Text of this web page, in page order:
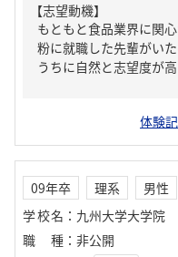
【志望動機】
もともと食品業界に関
粉に就職した先輩がい
うちに自然と志望度が
体験
09年卒 理系
男性
学校名 ： 九州大学大学院
職種 ： 非公開